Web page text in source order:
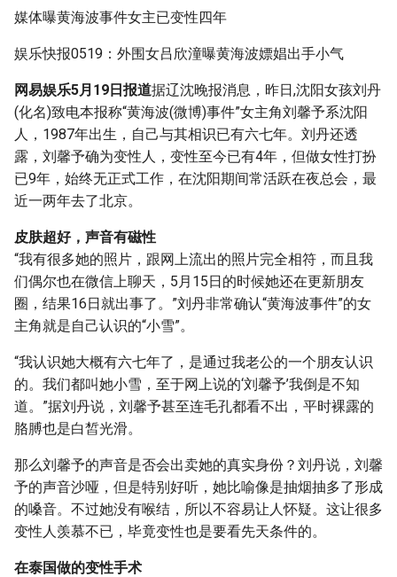
媒体曝黄海波事件女主已变性四年
娱乐快报0519：外围女吕欣潼曝黄海波嫖娼出手小气
网易娱乐5月19日报道据辽沈晚报消息，昨日,沈阳女孩刘丹
(化名)致电本报称“黄海波(微博)事件”女主角刘馨予系沈阳
人，1987年出生，自己与其相识已有六七年。刘丹还透
露，刘馨予确为变性人，变性至今已有4年，但做女性打扮
已9年，始终无正式工作，在沈阳期间常活跃在夜总会，最
近一两年去了北京。
皮肤超好，声音有磁性
“我有很多她的照片，跟网上流出的照片完全相符，而且我
们偶尔也在微信上聊天，5月15日的时候她还在更新朋友
圈，结果16日就出事了。”刘丹非常确认“黄海波事件”的女
主角就是自己认识的“小雪”。
“我认识她大概有六七年了，是通过我老公的一个朋友认识
的。我们都叫她小雪，至于网上说的‘刘馨予’我倒是不知
道。”据刘丹说，刘馨予甚至连毛孔都看不出，平时裸露的
胳膊也是白皙光滑。
那么刘馨予的声音是否会出卖她的真实身份？刘丹说，刘馨
予的声音沙哑，但是特别好听，她比喻像是抽烟抽多了形成
的嗓音。不过她没有喉结，所以不容易让人怀疑。这让很多
变性人羡慕不已，毕竟变性也是要看先天条件的。
在泰国做的变性手术